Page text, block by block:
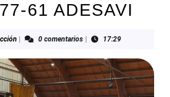
61 ADESAVI
Redacción0 comentarios 17:29